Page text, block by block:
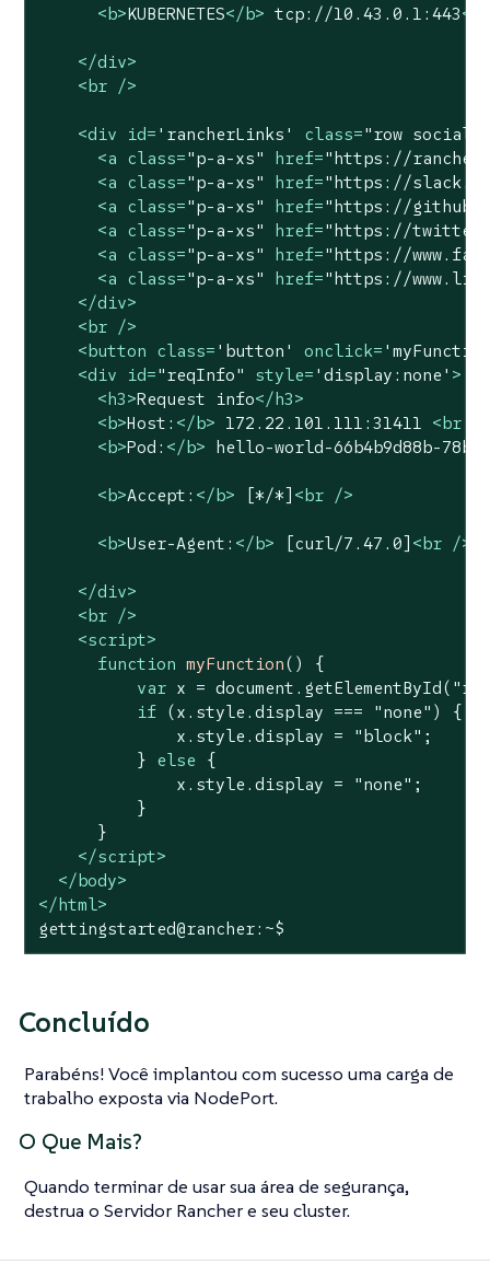
<b>KUBERNETES</b> tcp://10.43.0.1:443<
</div>
<br />
<div id= 'rancherLinks' class="row social"
<a class="p-a-xs" href="https://
<a class="p-a-xs" href="https://
<a class="p-a-xs" href="https://
<a class="p-a-xs" href="https://
<a class="p-a-xs" href="https://
<a class="p-a-xs" href="https://
</div>
<br />
<button class= 'button' onclick=
<div id="reqInfo" style= 'display:none' >
<h3>Request info</h3>
<b>Host: </b> 172.22.101.111:31411 <br />
<b>Pod: </b> hello-world-66b4b9d88b-
<b>Accept: </b> [*/*] <br />
<b>User-Agent: </b> [curl/7.47.0] <br />
</div>
<br />
<script>
function myFunction( )
{
var x = document .getElementById(
if (x.style.display === "none" ) {
              x.style.display =
"block" ;
          }
else {
              x.style.display =
"none" ;
          }
      }
</script>
</body>
</html >
gettingstarted@rancher:~$
Concluído
Parabéns! Você implantou com sucesso uma carga de
trabalho exposta via NodePort.
O Que Mais?
Quando terminar de usar sua área de segurança,
destrua o Servidor Rancher e seu cluster.